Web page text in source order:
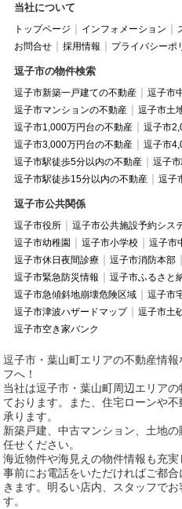
当社について
トップページ インフォメーション
お問合せ
採用情報 プライバシーポ
逗子市の物件検索
逗子市新築一戸建ての不動産
逗子市
逗子市マンションの不動産
逗子市土
逗子市1,000万円台の不動産
逗子市
逗子市3,000万円台の不動産
逗子市
逗子市駅徒歩5分以内の不動産
逗子
逗子市駅徒歩15分以内の不動産
逗子
逗子市公共関係
逗子市役所 逗子市公共施設予約シス
逗子市幼稚園
逗子市小学校 逗子市
逗子市休日夜間診療
逗子市消防本部
逗子市緊急防災情報
逗子市ふるさと
逗子市急傾斜地崩壊危険区域
逗子市
逗子市津波ハザードマップ
逗子市土
逗子市空き家バンク
逗子市・葉山町エリアの不動産情
フへ！
当社は逗子市・葉山町周辺エリア
ております。また、住宅ローンや
承ります。
新築戸建、中古マンション、土地
任せください。
海近物件や海見えの物件情報も充実
事前にお電話をいただければご都
きます。明るい店内、スタッフで
す。